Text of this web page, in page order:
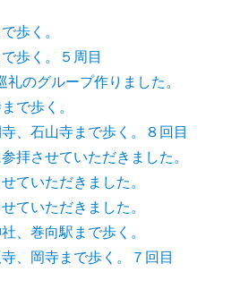
歩く。
歩く。５周目
礼のグループ作りました。
で歩く。
、石山寺まで歩く。８回目
拝させていただきました。
ていただきました。
ていただきました。
、巻向駅まで歩く。
、岡寺まで歩く。７回目